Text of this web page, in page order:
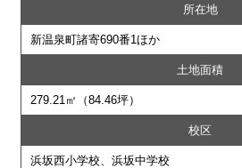
所在地
新温泉町諸寄690番1ほか
土地面積
279.21㎡（84.46坪）
校区
浜坂西小学校、浜坂中学校